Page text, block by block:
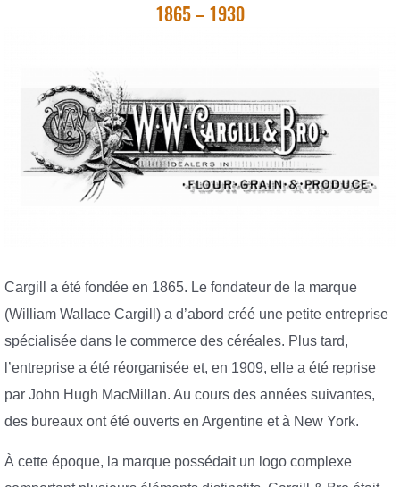
1865 – 1930
Cargill a été fondée en 1865. Le fondateur de la marque
(William Wallace Cargill) a d’abord créé une petite entreprise
spécialisée dans le commerce des céréales. Plus tard,
l’entreprise a été réorganisée et, en 1909, elle a été reprise
par John Hugh MacMillan. Au cours des années suivantes,
des bureaux ont été ouverts en Argentine et à New York.
À cette époque, la marque possédait un logo complexe